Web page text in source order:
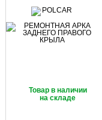
Товар в наличии
на складе